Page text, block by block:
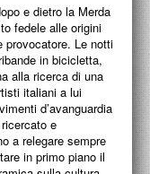
in bicicletta,
alla ricerca di una
italiani a lui
d’avanguardia
e
relegare sempre
in primo piano il
sulla cultura
da Lucio Fontana a
ricostruisce lo